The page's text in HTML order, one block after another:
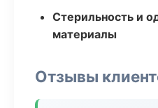
Стерильность и
материалы
Отзывы